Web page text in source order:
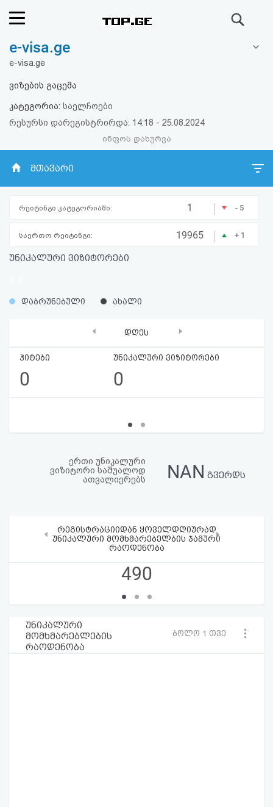
რეიტინგი
ფოსტა
პასუხი
პაროლის
სალიცენზიო
e-visa.ge
e-visa.ge
ვიზების გაცემა
კატეგორია: საელჩოები
რესურსი დარეგისტრირდა: 14:18 - 25.08.2024
ინფოს დახურვა
მთავარი
რეიტინგი კატეგორიაში: 1 | - 5
საერთო რეიტინგი: 19965 | + 1
უნიკალური ვიზიტორები
%
% დაბრუნებული ახალი
დღეს
ჰიტები
0
უნიკალური ვიზიტორები
0
‹ ›
ერთი უნიკალური
ვიზიტორი საშუალოდ
ათვალიერებს
NAN გვერდს
რეგისტრაციიდან ყოველდღიურად
უნიკალური მომხმარებელბის ჯამური
რაოდენობა
490
‹ ›
უნიკალური
მომხმარებლების
რაოდენობა
ბოლო 1 თვე